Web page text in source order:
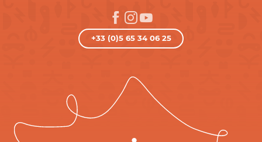
+33 (0)5 65 34 06 25